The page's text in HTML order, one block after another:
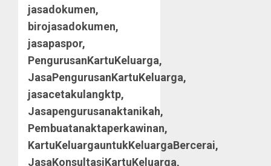
jasadokumen,
birojasadokumen,
jasapaspor,
PengurusanKartuKeluarga,
JasaPengurusanKartuKeluarga,
jasacetakulangktp,
Jasapengurusanaktanikah,
Pembuatanaktaperkawinan,
KartuKeluargauntukKeluargaBercerai,
JasaKonsultasiKartuKeluarga,